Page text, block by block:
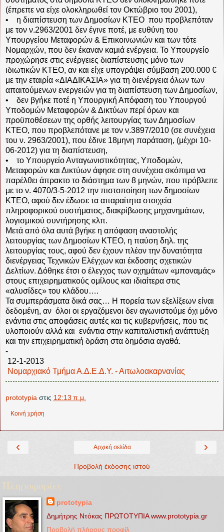
(έπρεπε να είχε ολοκληρωθεί τον Οκτώβριο του 2001),
• η διαπίστευση των Δημοσίων ΚΤΕΟ που προβλεπόταν
με τον ν.2963/2001 δεν έγινε ποτέ, με ευθύνη του
Υπουργείου Μεταφορών & Επικοινωνιών και των τότε
Νομαρχών, που δεν έκαναν καμιά ενέργεια. Το Υπουργείο
προχώρησε στις ενέργειες διαπίστευσης μόνο των
ιδιωτικών ΚΤΕΟ, αν και είχε υπογράψει σύμβαση 200.000 €
με την εταιρία «ΔΙΑΔΙΚΑΣΙΑ» για τη διενέργεια όλων των
απαιτούμενων ενεργειών για τη διαπίστευση των Δημοσίων,
• δεν βγήκε ποτέ η Υπουργική Απόφαση του Υπουργού
Υποδομών Μεταφορών & Δικτύων περί όρων και
προϋποθέσεων της ορθής λειτουργίας των Δημοσίων
ΚΤΕΟ, που προβλεπότανε με τον ν.3897/2010 (σε συνέχεια
του ν. 2963/2001), που έδινε 18μηνη παράταση, (μέχρι 10-
06-2012) για τη διαπίστευση,
• το Υπουργείο Ανταγωνιστικότητας, Υποδομών,
Μεταφορών και Δικτύων άφησε στη συνέχεια σκόπιμα να
παρέλθει άπρακτο το διάστημα των 8 μηνών, που πρόβλεπε
με το ν. 4070/3-5-2012 την πιστοποίηση των δημοσίων
ΚΤΕΟ, αφού δεν έδωσε τα απαραίτητα στοιχεία
πληροφορικού συστήματος, διακρίβωσης μηχανημάτων,
λογισμικού συντήρησης κλπ.
Μετά από όλα αυτά βγήκε η απόφαση αναστολής
λειτουργίας των Δημοσίων ΚΤΕΟ, η παύση δηλ. της
λειτουργίας τους, αφού δεν έχουν πλέον την δυνατότητα
διενέργειας Τεχνικών Ελέγχων και έκδοσης σχετικών
Δελτίων. Δόθηκε έτσι ο έλεγχος των οχημάτων «μποναμάς»
στους επιχειρηματικούς ομίλους και ιδιαίτερα στις
«αλυσίδες» του κλάδου….
Τα συμπεράσματα δικά σας… Η πορεία των εξελίξεων είναι
δεδομένη, αν όλοι οι εργαζόμενοι δεν αγωνιστούμε όχι μόνο
ενάντια στις αποφάσεις αυτές και τις κυβερνήσεις, που τις
υλοποιούν αλλά και ενάντια στην καπιταλιστική ανάπτυξη
και την επιχειρηματική δράση στα δημόσια αγαθά.
-
12-1-2013
Νομαρχιακό Τμήμα Α.Δ.Ε.Δ.Υ. - Αιτωλοακαρνανίας
prototypia στις 12:13 π.μ.
Κοινή χρήση
‹ ›
Αρχική σελίδα
Προβολή έκδοσης ιστού
Πληροφορίες
prototypia
Δημήτρης Ντόκας ΠΡΩΤΟΤΥΠΙΑ www.prototypia.gr
Προβολή πλήρους προφίλ